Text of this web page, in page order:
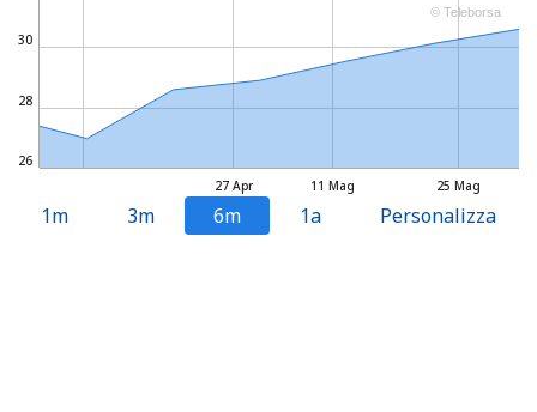
27 Apr 25 Mag
11 Mag
26
28
30
© Teleborsa
1m 3m 6m 1a Personalizza